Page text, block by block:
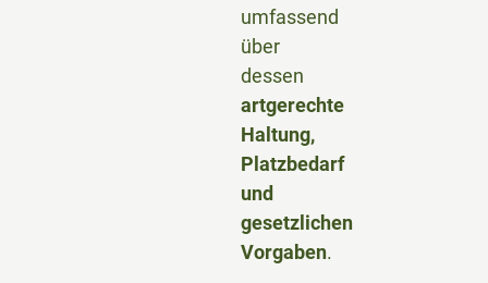
umfassend
über
dessen
artgerechte
Haltung,
Platzbedarf
und
gesetzlichen
Vorgaben.